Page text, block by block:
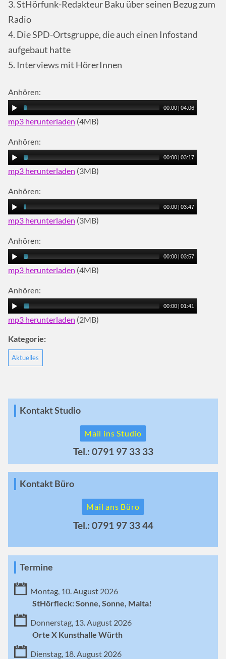
3. StHörfunk-Redakteur Baku über seinen Bezug zum
Radio
4. Die SPD-Ortsgruppe, die auch einen Infostand
aufgebaut hatte
5. Interviews mit HörerInnen
Anhören:
00:00 04:06
mp3 herunterladen (4MB)
Anhören:
00:00 03:17
mp3 herunterladen (3MB)
Anhören:
00:00 03:47
mp3 herunterladen (3MB)
Anhören:
00:00 03:57
mp3 herunterladen (4MB)
Anhören:
00:00 01:41
mp3 herunterladen (2MB)
Kategorie:
Aktuelles
Kontakt Studio
Mail ins Studio
Tel.: 0791 97 33 33
Kontakt Büro
Mail ans Büro
Tel.: 0791 97 33 44
Termine
Montag, 10. August 2026
StHörfleck: Sonne, Sonne, Malta!
Donnerstag, 13. August 2026
Orte X Kunsthalle Würth
Dienstag, 18. August 2026